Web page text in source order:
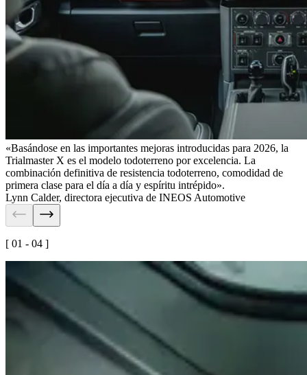
«Basándose en las importantes mejoras introducidas para 2026, la
Trialmaster X es el modelo todoterreno por excelencia. La
combinación definitiva de resistencia todoterreno, comodidad de
primera clase para el día a día y espíritu intrépido».
Lynn Calder, directora ejecutiva de INEOS Automotive
[ 01 - 04 ]